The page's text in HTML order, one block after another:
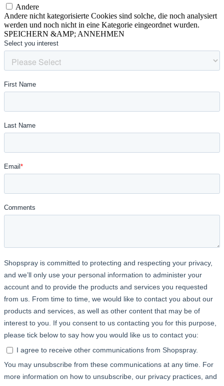
Andere
Andere nicht kategorisierte Cookies sind solche, die noch analysiert
werden und noch nicht in eine Kategorie eingeordnet wurden.
SPEICHERN &AMP; ANNEHMEN